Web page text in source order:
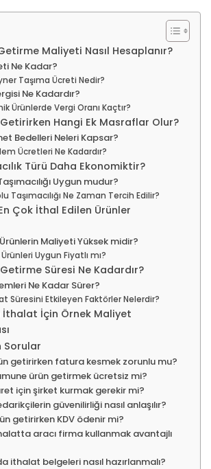
Maliyeti Nasıl Hesaplanır?
Ne Kadar?
Taşıma Ücreti Nedir?
Ne Kadardır?
Ürünlerde Vergi Oranı Kaçtır?
Getirirken Hangi Ek Masraflar Olur?
Bedelleri Neleri Kapsar?
Ücretleri Ne Kadardır?
Türü Daha Ekonomiktir?
Uygun mudur?
Taşımacılığı Ne Zaman Tercih Edilir?
Çok İthal Edilen Ürünler
Maliyeti Yüksek midir?
Uygun Fiyatlı mı?
Süresi Ne Kadardır?
Ne Kadar Sürer?
Süresini Etkileyen Faktörler Nelerdir?
İthalat İçin Örnek Maliyet
Sorular
getirirken fatura kesmek zorunlu mu?
ürün getirmek ücretsiz mi?
için şirket kurmak gerekir mi?
güvenilirliği nasıl anlaşılır?
getirirken KDV ödenir mi?
aracı firma kullanmak avantajlı
ithalat belgeleri nasıl hazırlanmalı?